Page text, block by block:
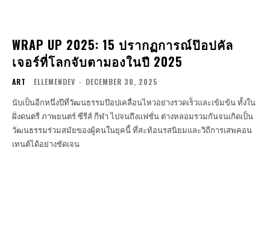
WRAP UP 2025: 15 ปรากฏการณ์ป๊อปคัล
เจอร์ที่โลกจับตามองในปี 2025
ART ELLEMENDEV - DECEMBER 30, 2025
นับเป็นอีกหนึ่งปีที่วัฒนธรรมป๊อปเคลื่อนไหวอย่างรวดเร็วและเข้มข้น ทั้งใน
ฝั่งดนตรี ภาพยนตร์ ซีรีส์ กีฬา ไปจนถึงแฟชั่น ต่างหลอมรวมกันจนเกิดเป็น
วัฒนธรรมร่วมสมัยของผู้คนในยุคนี้ ที่สะท้อนรสนิยมและวิถีการเสพคอน
เทนต์ได้อย่างชัดเจน